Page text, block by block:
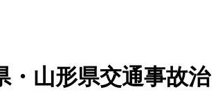
・山形県交通事故治